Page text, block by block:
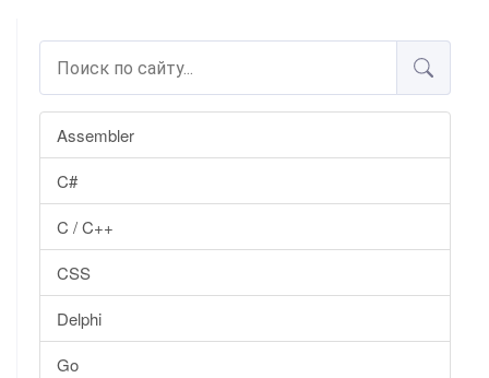
Assembler
C#
C / C++
CSS
Delphi
Go